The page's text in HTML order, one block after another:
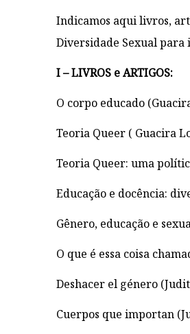
Indicamos aqui livros,
Diversidade Sexual para
I – LIVROS e ARTIGOS:
O corpo educado
Teoria Queer ( Guacira
Teoria Queer: uma
Educação e docência:
Gênero, educação e
O que é essa coisa
Deshacer el género
Cuerpos que importan